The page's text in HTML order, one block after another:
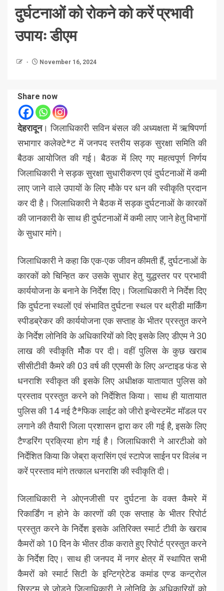
दुर्घटनाओं को रोकने को करें प्रभावी
उपायः डीएम
November 16, 2024
Share now
देहरादून। जिलाधिकारी सविन बंसल की अध्यक्षता में ऋषिपर्णा
सभागार कलेक्टेªट में जनपद स्तरीय सड़क सुरक्षा समिति की
बैठक आयोजित की गई। बैठक में लिए गए महत्वपूर्ण निर्णय
जिलाधिकारी ने सड़क सुरक्षा सुधारीकरण एवं दुर्घटनाओं में कमी
लाए जाने वाले उपायों के लिए मौके पर धन की स्वीकृति प्रदान
कर दी है। जिलाधिकारी ने बैठक में सड़क दुर्घटनाओं के कारकों
की जानकारी के साथ ही दुर्घटनाओं में कमी लाए जाने हेतु विभागों
के सुधार मांगे।
जिलाधिकारी ने कहा कि एक-एक जीवन कीमती हैं, दुर्घटनाओं के
कारकों को चिन्हित कर उसके सुधार हेतु युद्धस्तर पर प्रभावी
कार्ययोजना के बनाने के निर्देश दिए। जिलाधिकारी ने निर्देश दिए
कि दुर्घटना स्थलों एवं संभावित दुर्घटना स्थल पर थ्रीडी मार्किंग
स्पीडब्रेकर की कार्ययोजना एक सप्ताह के भीतर प्रस्तुत करने
के निर्देश लोनिवि के अधिकारियों को दिए इसके लिए डीएम ने 30
लाख की स्वीकृति मौेक पर दी। वहीं पुलिस के कुछ खराब
सीसीटीवी कैमरे की 03 वर्ष की एएमसी के लिए अन्टाइड फंड से
धनराशि स्वीकृत की इसके लिए अधीक्षक यातायात पुलिस को
प्रस्ताव प्रस्तुत करने को निर्देशित किया। साथ ही यातायात
पुलिस की 14 नई टैªफिक लाईट को जीरो इन्वेस्टमेंट मॉडल पर
लगाने की तैयारी जिला प्रशासन द्वारा कर ली गई है, इसके लिए
टैण्डरिंग प्रक्रिया होग गई है। जिलाधिकारी ने आरटीओ को
निर्देशित किया कि जेब्रा क्रासिंग एवं स्टापेज साईन पर विलंब न
करें प्रस्ताव मांगे तत्काल धनराशि की स्वीकृति दी।
जिलाधिकारी ने ओएनजीसी पर दुर्घटना के वक्त कैमरे में
रिकार्डिंग न होने के कारणों की एक सप्ताह के भीतर रिपोर्ट
प्रस्तुत करने के निर्देश इसके अतिरिक्त स्मार्ट टीवी के खराब
कैमरों को 10 दिन के भीतर ठीक कराते हुए रिपोर्ट प्रस्तुत करने
के निर्देश दिए। साथ ही जनपद में नगर क्षेत्र में स्थापित सभी
कैमरों को स्मार्ट सिटी के इन्टिग्रेटेड कमांड एण्ड कन्ट्रोल
सिस्टम से जोड़ने जिलाधिकारी ने लोनिवि के अधिकारियों को